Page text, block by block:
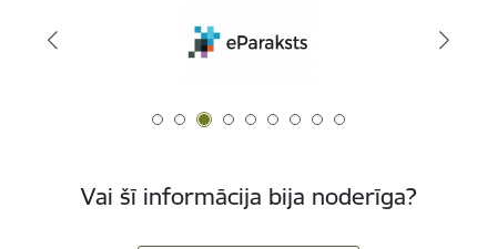
Vai šī informācija bija noderīga?